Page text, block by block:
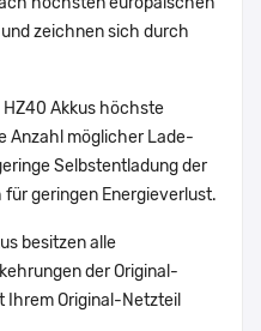
zeichnen sich durch
Akkus höchste
Anzahl möglicher Lade-
Selbstentladung der
geringen Energieverlust.
besitzen alle
der Original-
Ihrem Original-Netzteil